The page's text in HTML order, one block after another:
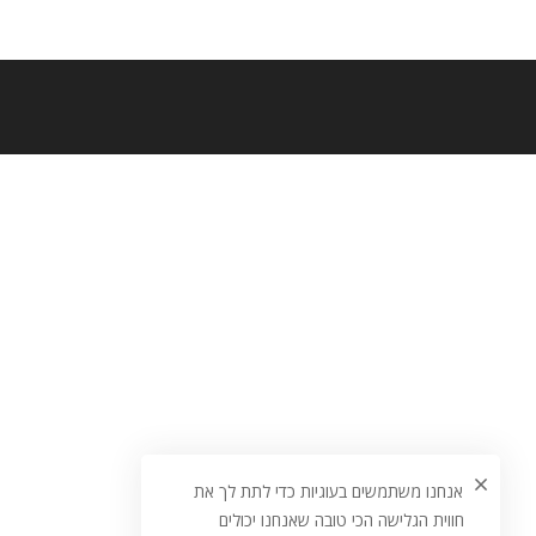
אנחנו משתמשים בעוגיות כדי לתת לך את
חווית הגלישה הכי טובה שאנחנו יכולים